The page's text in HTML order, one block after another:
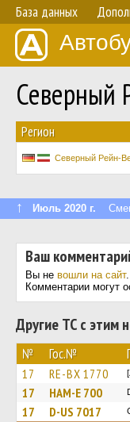
База данных
Северный
Регион
Северный Рейн-
↑ Июль 2020 г.
Ваш
Вы не вошли на сайт.
Комментарии могут
Другие ТС с этим
№ Гос.№
17 RE-BX 1770
17 HAM-E 700
17 D-US 7017